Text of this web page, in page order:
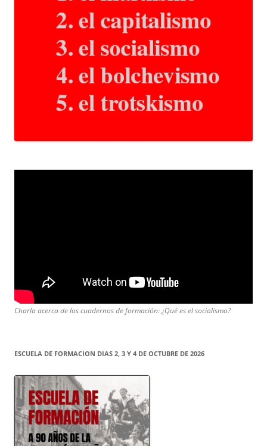
Charla acerca de los cuadernos de formación: ¿Qué es el socialismo?
ESCUELA DE FORMACION DIAS 2, 3 Y 4 DE OCTUBRE DE 2026